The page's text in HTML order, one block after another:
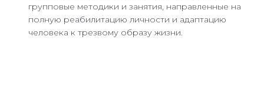
групповые методики и занятия, направленные на
полную реабилитацию личности и адаптацию
человека к трезвому образу жизни.